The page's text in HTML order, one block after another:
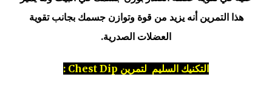
هذا التمرين أنه يزيد من قوة وتوازن جسمك بجانب تقوية
العضلات الصدرية.
التكنيك السليم لتمرين Chest Dip :